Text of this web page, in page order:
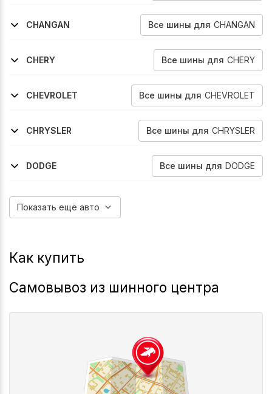
2024-2026
CHANGAN
Все шины для CHANGAN
2018-2020
2020-2024
CHERY
Все шины для CHERY
2014-2020
2019-2020
2020-2024
2022-2024
CHEVROLET
Все шины для CHEVROLET
2009-2016
2016-2024
2017-2021
CHRYSLER
Все шины для CHRYSLER
2008-2011
2011-2016
2007-2010
2011-2016
DODGE
Все шины для DODGE
Показать ещё авто
Как купить
Самовывоз из шинного центра